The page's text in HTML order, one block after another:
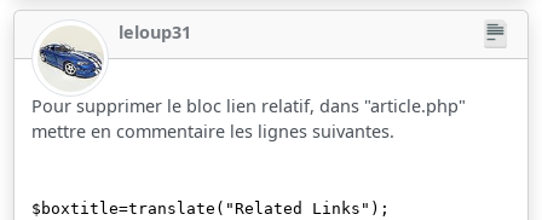
leloup31
Pour supprimer le bloc lien relatif, dans "article.php"
mettre en commentaire les lignes suivantes.
$boxtitle=translate("Related Links");